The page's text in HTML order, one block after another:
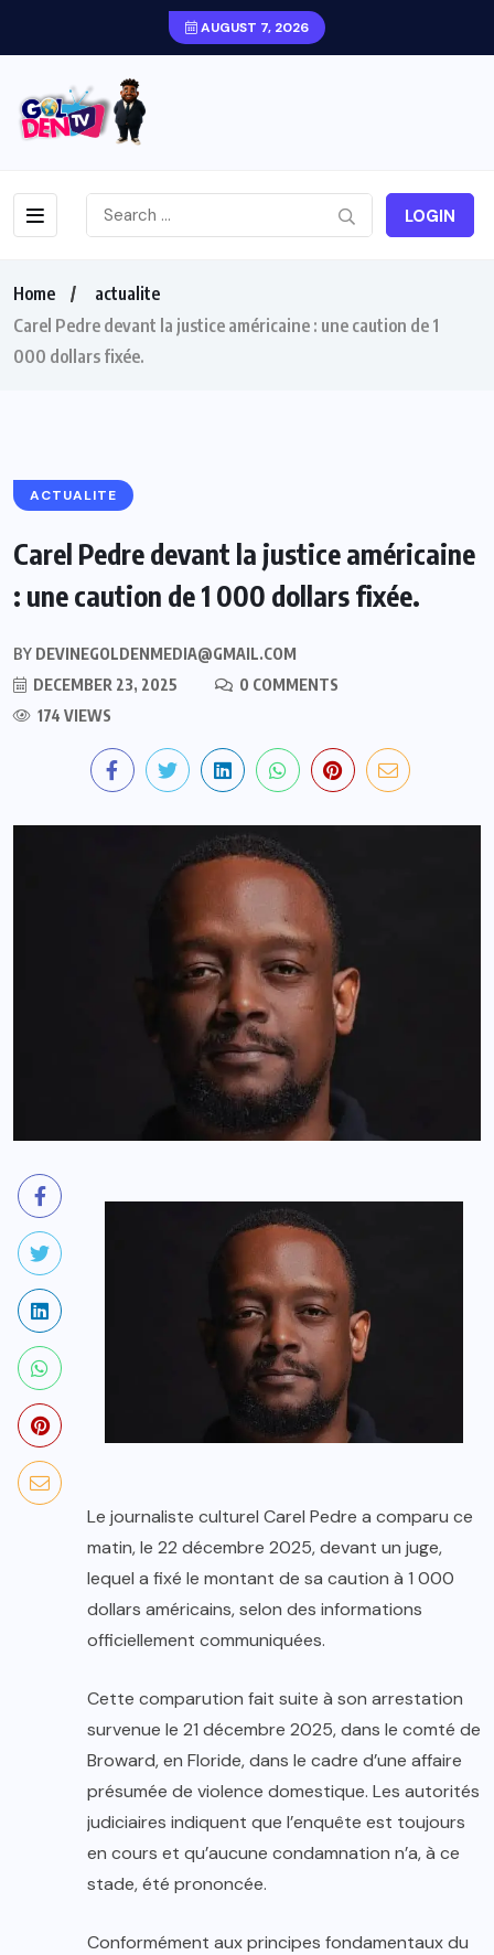
AUGUST 7, 2026
LOGIN
Home
actualite
Carel Pedre devant la justice américaine : une caution de 1
000 dollars fixée.
ACTUALITE
Carel Pedre devant la justice américaine
: une caution de 1 000 dollars fixée.
BY DEVINEGOLDENMEDIA@GMAIL.COM
DECEMBER 23, 2025
0 COMMENTS
174 VIEWS
Le journaliste culturel Carel Pedre a comparu ce
matin, le 22 décembre 2025, devant un juge,
lequel a fixé le montant de sa caution à 1 000
dollars américains, selon des informations
officiellement communiquées.
Cette comparution fait suite à son arrestation
survenue le 21 décembre 2025, dans le comté de
Broward, en Floride, dans le cadre d’une affaire
présumée de violence domestique. Les autorités
judiciaires indiquent que l’enquête est toujours
en cours et qu’aucune condamnation n’a, à ce
stade, été prononcée.
Conformément aux principes fondamentaux du